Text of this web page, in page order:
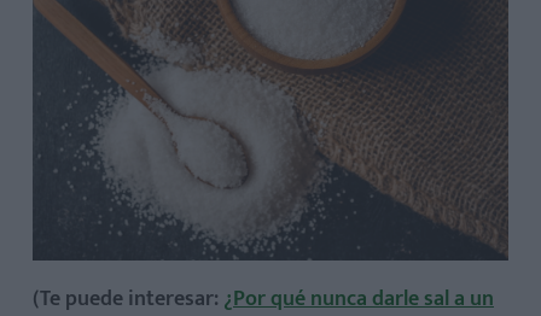
(Te puede interesar: ¿Por qué nunca darle sal a un